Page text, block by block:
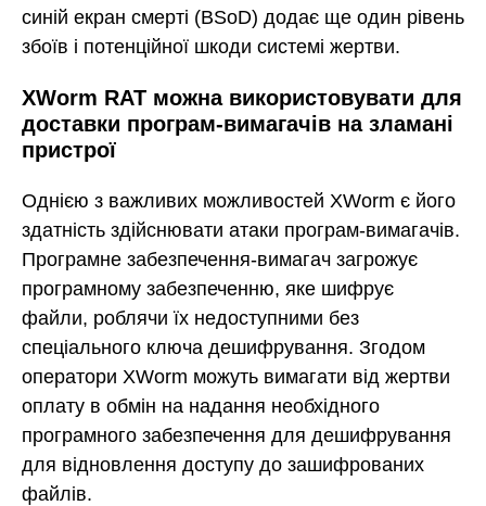
синій екран смерті (BSoD) додає ще один рівень
збоїв і потенційної шкоди системі жертви.
XWorm RAT можна використовувати для
доставки програм-вимагачів на зламані
пристрої
Однією з важливих можливостей XWorm є його
здатність здійснювати атаки програм-вимагачів.
Програмне забезпечення-вимагач загрожує
програмному забезпеченню, яке шифрує
файли, роблячи їх недоступними без
спеціального ключа дешифрування. Згодом
оператори XWorm можуть вимагати від жертви
оплату в обмін на надання необхідного
програмного забезпечення для дешифрування
для відновлення доступу до зашифрованих
файлів.